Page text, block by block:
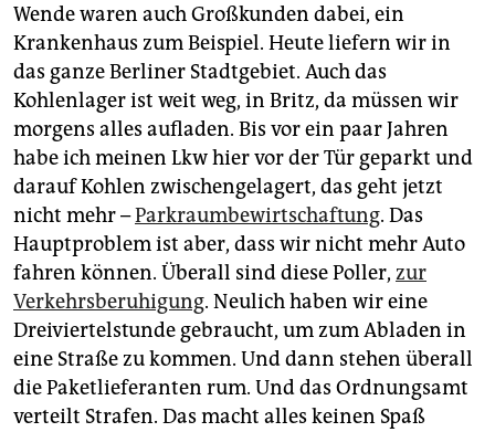
Wende waren auch Großkunden dabei, ein
Krankenhaus zum Beispiel. Heute liefern wir in
das ganze Berliner Stadtgebiet. Auch das
Kohlenlager ist weit weg, in Britz, da müssen wir
morgens alles aufladen. Bis vor ein paar Jahren
habe ich meinen Lkw hier vor der Tür geparkt und
darauf Kohlen zwischengelagert, das geht jetzt
nicht mehr –Parkraumbewirtschaftung. Das
Hauptproblem ist aber, dass wir nicht mehr Auto
fahren können. Überall sind diese Poller, zur
Verkehrsberuhigung. Neulich haben wir eine
Dreiviertelstunde gebraucht, um zum Abladen in
eine Straße zu kommen. Und dann stehen überall
die Paketlieferanten rum. Und das Ordnungsamt
verteilt Strafen. Das macht alles keinen Spaß